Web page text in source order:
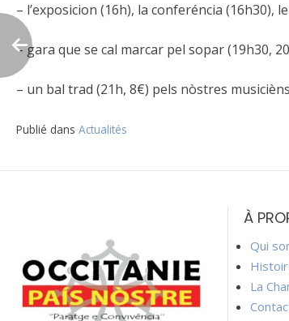
– l’exposicion (16h), la conferéncia (16h30),
– gara que se cal marcar pel sopar (19h30,
– un bal trad (21h, 8€) pels nòstres
Publié dans Actualités
l’article
À
Qui
La